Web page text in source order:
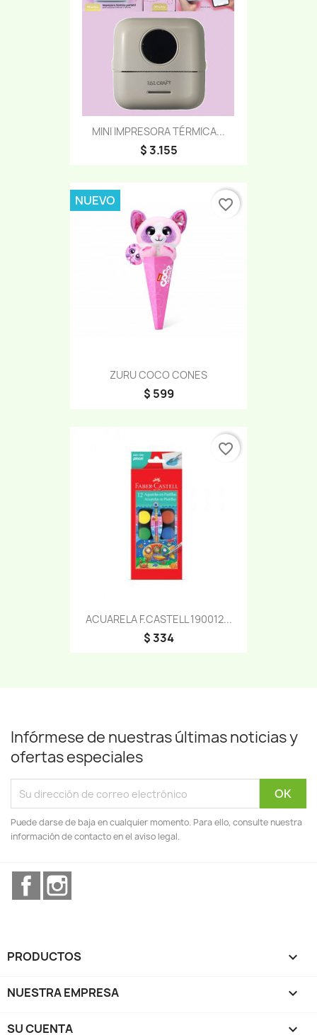
MINI IMPRESORA TÉRMICA...
$ 3.155
ZURU COCO CONES
$ 599
NUEVO favorite_border
ACUARELA F.CASTELL 190012...
$ 334
favorite_border
Infórmese de nuestras últimas noticias y
ofertas especiales
Puede darse de baja en cualquier momento. Para ello, consulte nuestra
información de contacto en el aviso legal.
Facebook
PRODUCTOS 
NUESTRA EMPRESA 
SU CUENTA 